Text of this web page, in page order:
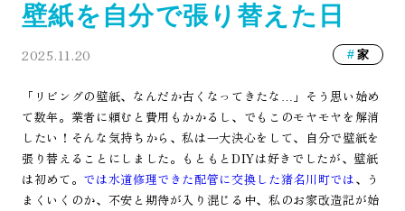
壁紙を自分で張り替えた日
2025.11.20 家
「リビングの壁紙、なんだか古くなってきたな…」そう思い始め
て数年。業者に頼むと費用もかかるし、でもこのモヤモヤを解消
したい！そんな気持ちから、私は一大決心をして、自分で壁紙を
張り替えることにしました。もともとDIYは好きでしたが、壁紙
は初めて。 では水道修理できた配管に交換した猪名川町では、う
まくいくのか、不安と期待が入り混じる中、私のお家改造記が始